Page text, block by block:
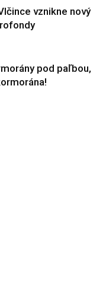
vznikne nový
pod paľbou,